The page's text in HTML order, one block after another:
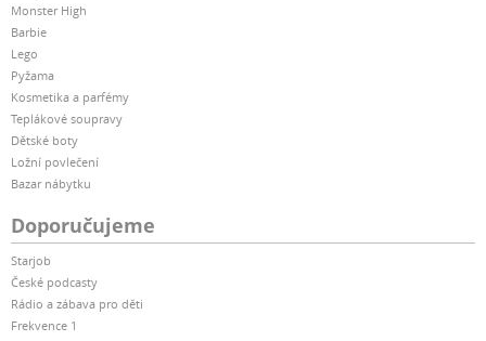
Monster High
Barbie
Lego
Pyžama
Kosmetika a parfémy
Teplákové soupravy
Dětské boty
Ložní povlečení
Bazar nábytku
Doporučujeme
Starjob
České podcasty
Rádio a zábava pro děti
Frekvence 1